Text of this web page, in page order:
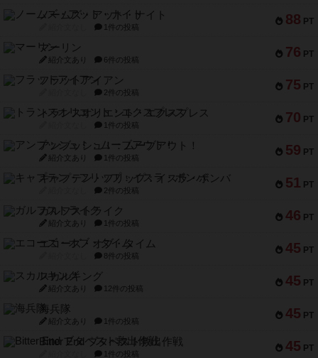
88 PT
ノームズ・アット・ナイト
1件の投稿
76 PT
マーリン
紹介文あり 6件の投稿
75 PT
フラットアイアン
2件の投稿
70 PT
トランスオリエント・エクスプレス
1件の投稿
59 PT
アンブッシュ！：ムーブアウト！
紹介文あり 1件の投稿
51 PT
キャプテン・フリップ：イスラ・ボンバ
2件の投稿
46 PT
ガルフストライク
紹介文あり 1件の投稿
45 PT
エコーズ・オブ・タイム
8件の投稿
45 PT
スカルキング
紹介文あり 12件の投稿
45 PT
海兵隊
紹介文あり 1件の投稿
45 PT
Bitter End ブタペスト救出作戦
1件の投稿